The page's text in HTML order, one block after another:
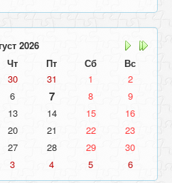
2026
Чт Пт Сб
Вс
30 31 1
2
6 7 8
9
13 14 15
16
20 21 22
23
27 28 29
30
3 4 5 6